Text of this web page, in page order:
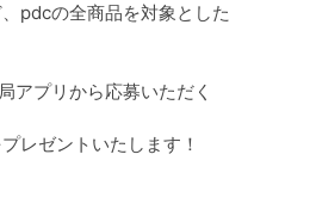
pdcの全商品を対象とした
アプリから応募いただく
レゼントいたします！